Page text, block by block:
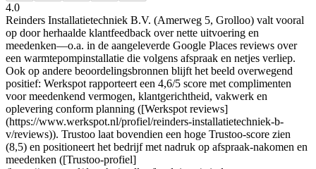
4.0
Reinders Installatietechniek B.V. (Amerweg 5, Grolloo) valt vooral
op door herhaalde klantfeedback over nette uitvoering en
meedenken—o.a. in de aangeleverde Google Places reviews over
een warmtepompinstallatie die volgens afspraak en netjes verliep.
Ook op andere beoordelingsbronnen blijft het beeld overwegend
positief: Werkspot rapporteert een 4,6/5 score met complimenten
voor meedenkend vermogen, klantgerichtheid, vakwerk en
oplevering conform planning ([Werkspot reviews]
(https://www.werkspot.nl/profiel/reinders-installatietechniek-b-
v/reviews)). Trustoo laat bovendien een hoge Trustoo-score zien
(8,5) en positioneert het bedrijf met nadruk op afspraak-nakomen en
meedenken ([Trustoo-profiel]